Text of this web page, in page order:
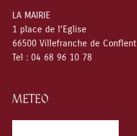
LA MAIRIE
1 place de l’Eglise
66500 Villefranche de Conflent
Tel : 04 68 96 10 78
METEO